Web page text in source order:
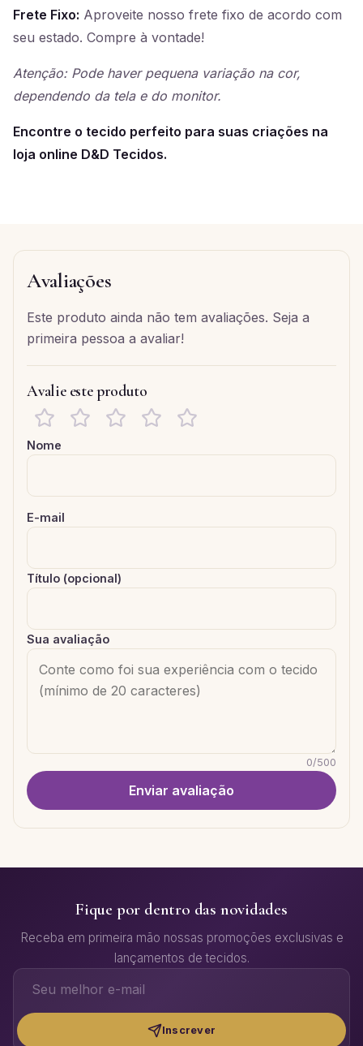
Frete Fixo: Aproveite nosso frete fixo de acordo com
seu estado. Compre à vontade!
Atenção: Pode haver pequena variação na cor,
dependendo da tela e do monitor.
Encontre o tecido perfeito para suas criações na
loja online D&D Tecidos.
Avaliações
Este produto ainda não tem avaliações. Seja a
primeira pessoa a avaliar!
Avalie este produto
Nome
E-mail
Título (opcional)
Sua avaliação
0/500
Enviar avaliação
Fique por dentro das novidades
Receba em primeira mão nossas promoções exclusivas e
lançamentos de tecidos.
Inscrever